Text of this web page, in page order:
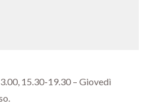
15.30-19.30 –Giovedì